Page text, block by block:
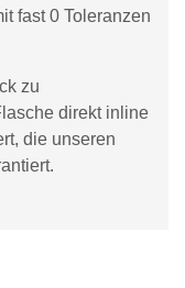
fast 0 Toleranzen
zu
direkt inline
die unseren